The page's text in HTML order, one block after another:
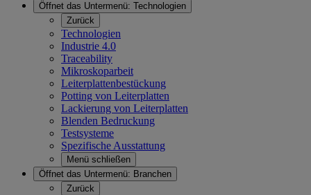
Öffnet das Untermenü: Technologien
Zurück
Technologien
Industrie 4.0
Traceability
Mikroskoparbeit
Leiterplattenbestückung
Potting von Leiterplatten
Lackierung von Leiterplatten
Blenden Bedruckung
Testsysteme
Spezifische Ausstattung
Menü schließen
Öffnet das Untermenü: Branchen
Zurück